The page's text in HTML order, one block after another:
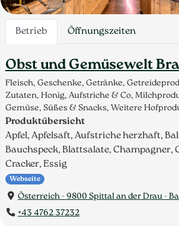
Betrieb Öffnungszeiten
Obst und Gemüsewelt
Fleisch, Geschenke, Getränke,
Zutaten, Honig, Aufstriche & Co,
Gemüse, Süßes & Snacks, Weitere
Produktübersicht
Apfel, Apfelsaft, Aufstriche herzhaft,
Bauchspeck, Blattsalate, Champagner,
Cracker, Essig
Webseite
Österreich - 9800 Spittal an der Drau -
+43 4762 37232